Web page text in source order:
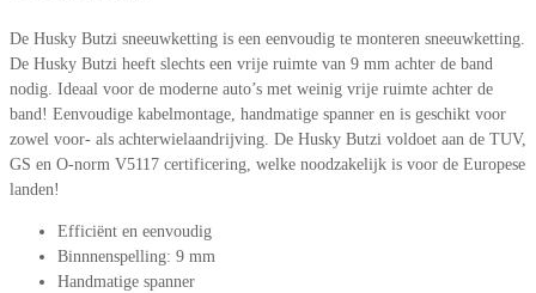
De Husky Butzi sneeuwketting is een eenvoudig te monteren sneeuwketting.
De Husky Butzi heeft slechts een vrije ruimte van 9 mm achter de band
nodig. Ideaal voor de moderne auto’s met weinig vrije ruimte achter de
band! Eenvoudige kabelmontage, handmatige spanner en is geschikt voor
zowel voor- als achterwielaandrijving. De Husky Butzi voldoet aan de TUV,
GS en O-norm V5117 certificering, welke noodzakelijk is voor de Europese
landen!
Efficiënt en eenvoudig
Binnnenspelling: 9 mm
Handmatige spanner